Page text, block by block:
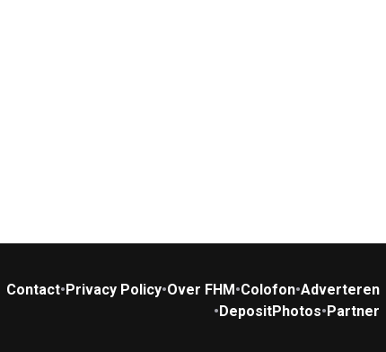
Contact•Privacy Policy•Over FHM•Colofon•Adverteren
•DepositPhotos•Partner